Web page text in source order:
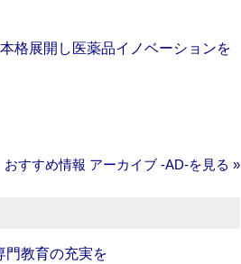
格展開し医薬品イノベーションを
おすすめ情報 アーカイブ ‐AD‐を見る »
門教育の充実を